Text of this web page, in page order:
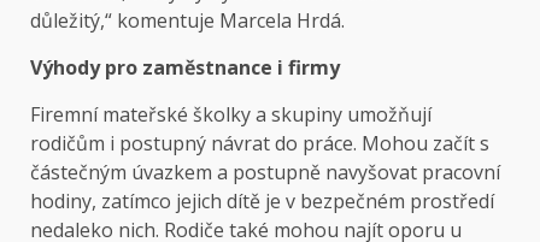
důležitý,“ komentuje Marcela Hrdá.
Výhody pro zaměstnance i firmy
Firemní mateřské školky a skupiny umožňují
rodičům i postupný návrat do práce. Mohou začít s
částečným úvazkem a postupně navyšovat pracovní
hodiny, zatímco jejich dítě je v bezpečném prostředí
nedaleko nich. Rodiče také mohou najít oporu u